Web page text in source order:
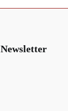
Newsletter